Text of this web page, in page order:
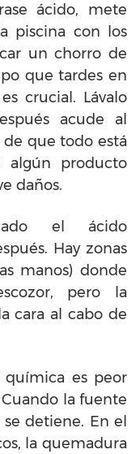
ácido, mete
piscina con los
un chorro de
que tardes en
crucial. Lávalo
acude al
que todo está
algún producto
daños.
el ácido
Hay zonas
manos) donde
pero la
cara al cabo de
química es peor
la fuente
detiene. En el
la quemadura